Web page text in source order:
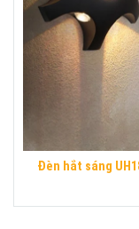
Đèn hắt sáng
Hướng